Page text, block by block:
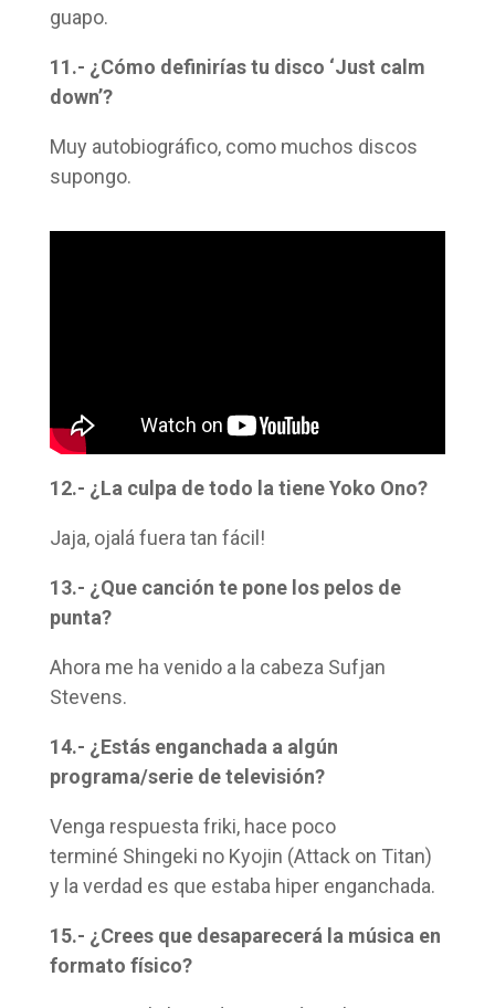
guapo.
11.- ¿Cómo definirías tu disco ‘Just calm
down’?
Muy autobiográfico, como muchos discos
supongo.
12.- ¿La culpa de todo la tiene Yoko Ono?
Jaja, ojalá fuera tan fácil!
13.- ¿Que canción te pone los pelos de
punta?
Ahora me ha venido a la cabeza Sufjan
Stevens.
14.- ¿Estás enganchada a algún
programa/serie de televisión?
Venga respuesta friki, hace poco
terminé Shingeki no Kyojin (Attack on Titan)
y la verdad es que estaba hiper enganchada.
15.- ¿Crees que desaparecerá la música en
formato físico?